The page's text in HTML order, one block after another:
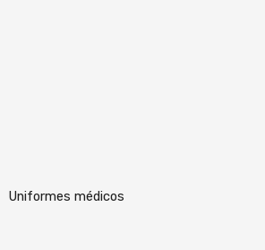
Uniformes médicos